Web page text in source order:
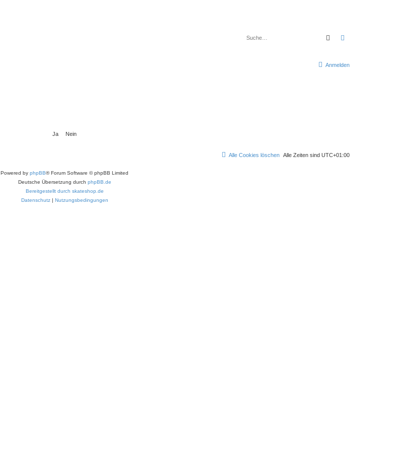
Suche
Anmelden
Alle Zeiten sind UTC+01:00
Alle Cookies löschen
Powered by phpBB® Forum Software © phpBB Limited
Deutsche Übersetzung durch phpBB.de
Bereitgestellt durch skateshop.de
Datenschutz| Nutzungsbedingungen